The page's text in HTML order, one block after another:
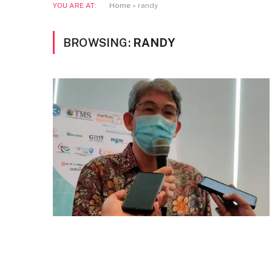
YOU ARE AT: Home » randy
BROWSING: RANDY